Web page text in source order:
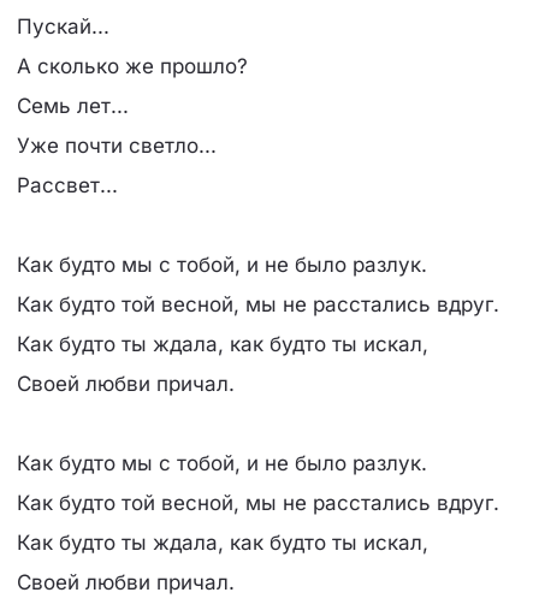
Пускай...
А сколько же прошло?
Семь лет...
Уже почти светло...
Рассвет...
Как будто мы с тобой, и не было разлук.
Как будто той весной, мы не расстались вдруг.
Как будто ты ждала, как будто ты искал,
Своей любви причал.
Как будто мы с тобой, и не было разлук.
Как будто той весной, мы не расстались вдруг.
Как будто ты ждала, как будто ты искал,
Своей любви причал.